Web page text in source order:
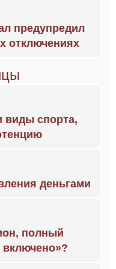
предупредил
отключениях
виды спорта,
деньгами
полный
включено»?